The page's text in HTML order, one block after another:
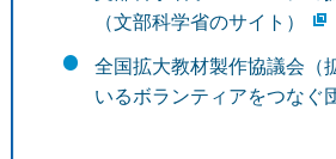
（文部科学省のサイト）
全国拡大教材製作協議会（
いるボランティアをつなぐ